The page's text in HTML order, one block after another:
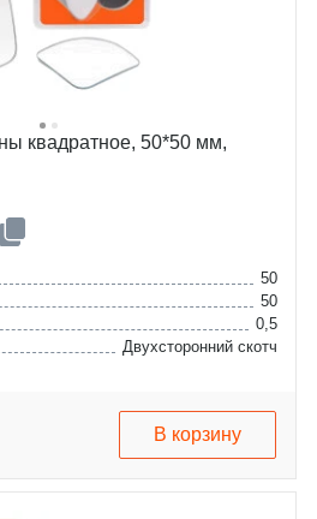
квадратное, 50*50 мм,
50
50
0,5
Двухсторонний скотч
В корзину